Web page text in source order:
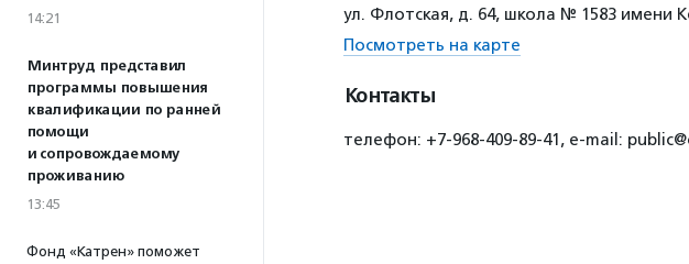
14:21
Минтруд представил
программы повышения
квалификации по ранней
помощи
и сопровождаемому
проживанию
13:45
Фонд «Катрен» поможет
ул. Флотская, д. 64, школа № 1583 имени
Посмотреть на карте
Контакты
телефон: +7-968-409-89-41, e-mail: